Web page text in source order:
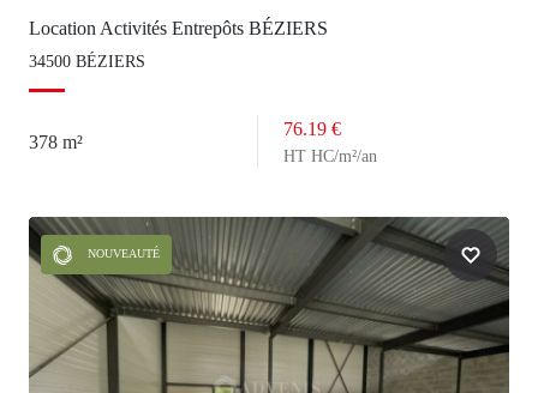
Location Activités Entrepôts BÉZIERS
34500 BÉZIERS
378 m²
76.19 €
HT HC/m²/an
NOUVEAUTÉ